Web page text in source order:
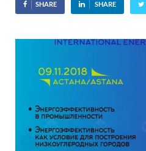
SHARE SHARE